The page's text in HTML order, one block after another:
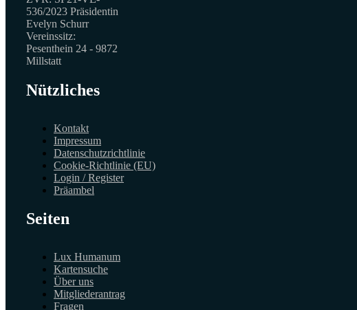
536/2023 Präsidentin
Evelyn Schurr
Vereinssitz:
Pesenthein 24 - 9872
Millstatt
Nützliches
Kontakt
Impressum
Datenschutzrichtlinie
Cookie-Richtlinie (EU)
Login / Register
Präambel
Seiten
Lux Humanum
Kartensuche
Über uns
Mitgliederantrag
Fragen